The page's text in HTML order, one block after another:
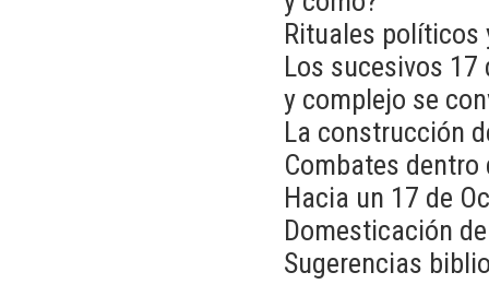
Rituales
Los sucesivos
y complejo se
La construcción
Combates
Hacia un 17 de
Domesticación
Sugerencias